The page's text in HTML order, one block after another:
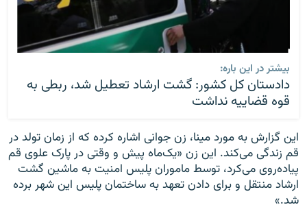
بیشتر در این باره:
دادستان کل کشور: گشت ارشاد تعطیل شد، ربطی به
قوه قضاییه نداشت
این گزارش به مورد مینا، زن جوانی اشاره کرده که از زمان تولد در
قم زندگی می‌کند. این زن «یک‌ماه پیش و وقتی در پارک علوی قم
پیاده‌روی می‌کرد، توسط ماموران پلیس امنیت به ماشین گشت
ارشاد منتقل و برای دادن تعهد به ساختمان پلیس این شهر برده
شد.»